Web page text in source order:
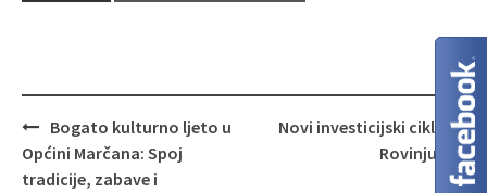
Navigacija
objava
Bogato kulturno ljeto u
Općini Marčana: Spoj
tradicije, zabave i
Novi investicijski ciklus u
Rovinju